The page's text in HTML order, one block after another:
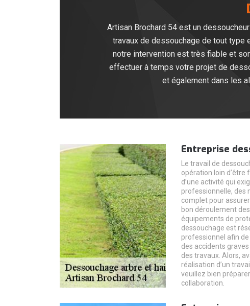
Artisan Brochard 54 est un
travaux de dessouchage de tout type
notre intervention est très fiable et
effectuer à temps votre projet de
et également dans les
Entreprise
Le travail de
opération loin d’être
d’une activité qui
professionnelle, des
complet pour
bon déroulement
équipements de
dessouchage est
professionnel afin
des accidents
des travaux. Alors,
réalisation d’un
veuillez bien
collaboration.